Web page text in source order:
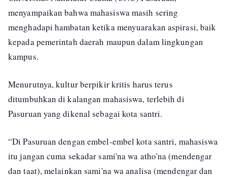
menyampaikan bahwa mahasiswa masih sering
menghadapi hambatan ketika menyuarakan aspirasi, baik
kepada pemerintah daerah maupun dalam lingkungan
kampus.
Menurutnya, kultur berpikir kritis harus terus
ditumbuhkan di kalangan mahasiswa, terlebih di
Pasuruan yang dikenal sebagai kota santri.
“Di Pasuruan dengan embel-embel kota santri, mahasiswa
itu jangan cuma sekadar sami'na wa atho'na (mendengar
dan taat), melainkan sami'na wa analisa (mendengar dan